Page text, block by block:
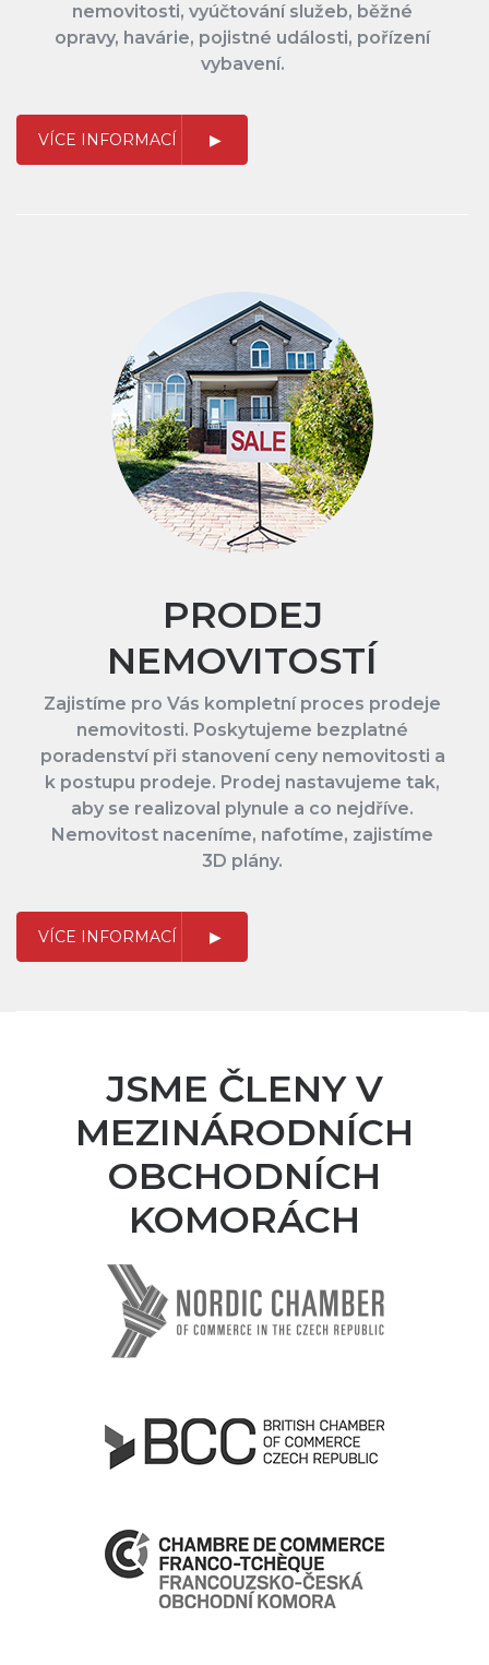
nemovitosti, vyúčtování služeb, běžné
opravy, havárie, pojistné události, pořízení
vybavení.
VÍCE INFORMACÍ
PRODEJ
NEMOVITOSTÍ
Zajistíme pro Vás kompletní proces prodeje
nemovitosti. Poskytujeme bezplatné
poradenství při stanovení ceny nemovitosti a
k postupu prodeje. Prodej nastavujeme tak,
aby se realizoval plynule a co nejdříve.
Nemovitost naceníme, nafotíme, zajistíme
3D plány.
VÍCE INFORMACÍ
JSME ČLENY V
MEZINÁRODNÍCH
OBCHODNÍCH
KOMORÁCH